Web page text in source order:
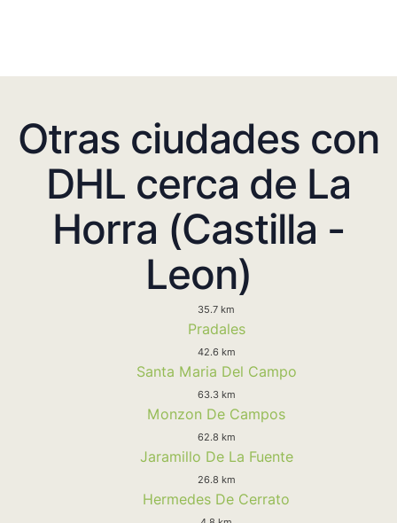
Otras ciudades con
DHL cerca de La
Horra (Castilla -
Leon)
35.7 km
Pradales
42.6 km
Santa Maria Del Campo
63.3 km
Monzon De Campos
62.8 km
Jaramillo De La Fuente
26.8 km
Hermedes De Cerrato